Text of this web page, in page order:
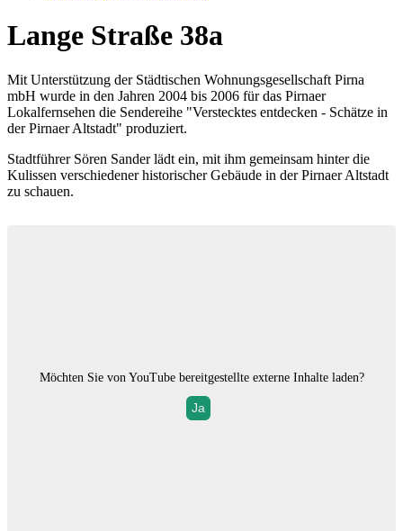
Lange Straße 38a
Mit Unterstützung der Städtischen Wohnungsgesellschaft Pirna
mbH wurde in den Jahren 2004 bis 2006 für das Pirnaer
Lokalfernsehen die Sendereihe "Verstecktes entdecken - Schätze in
der Pirnaer Altstadt" produziert.
Stadtführer Sören Sander lädt ein, mit ihm gemeinsam hinter die
Kulissen verschiedener historischer Gebäude in der Pirnaer Altstadt
zu schauen.
Möchten Sie von YouTubebereitgestellte externe Inhalte laden?
Ja